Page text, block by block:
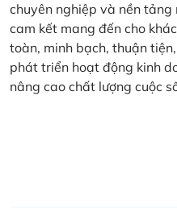
chuyên nghiệp và nền
cam kết mang đến cho
toàn, minh bạch, thuận
phát triển hoạt động kinh
nâng cao chất lượng cuộc